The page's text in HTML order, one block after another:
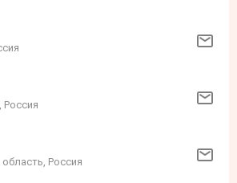
Россия